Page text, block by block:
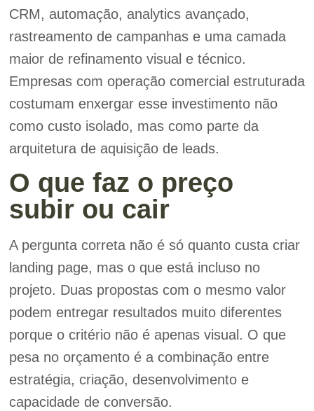
CRM, automação, analytics avançado,
rastreamento de campanhas e uma camada
maior de refinamento visual e técnico.
Empresas com operação comercial estruturada
costumam enxergar esse investimento não
como custo isolado, mas como parte da
arquitetura de aquisição de leads.
O que faz o preço
subir ou cair
A pergunta correta não é só quanto custa criar
landing page, mas o que está incluso no
projeto. Duas propostas com o mesmo valor
podem entregar resultados muito diferentes
porque o critério não é apenas visual. O que
pesa no orçamento é a combinação entre
estratégia, criação, desenvolvimento e
capacidade de conversão.